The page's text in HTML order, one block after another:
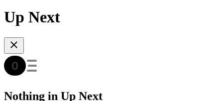
Up Next
Nothing in Up Next